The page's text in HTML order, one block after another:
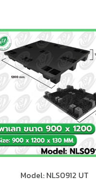
Model: NLS0912 UT